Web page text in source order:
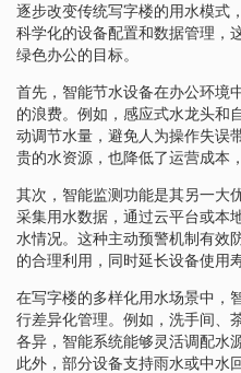
逐步改变传统写字楼的用水模式
科学化的设备配置和数据管理，
绿色办公的目标。
首先，智能节水设备在办公环境
的浪费。例如，感应式水龙头和
动调节水量，避免人为操作失误
贵的水资源，也降低了运营成本
其次，智能监测功能是其另一大
采集用水数据，通过云平台或本
水情况。这种主动预警机制有效
的合理利用，同时延长设备使用
在写字楼的多样化用水场景中，
行差异化管理。例如，洗手间、
各异，智能系统能够灵活调配水
此外，部分设备支持雨水或中水